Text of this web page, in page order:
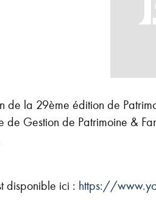
de la 29ème édition de
de Gestion de Patrimoine &
disponible ici : https://